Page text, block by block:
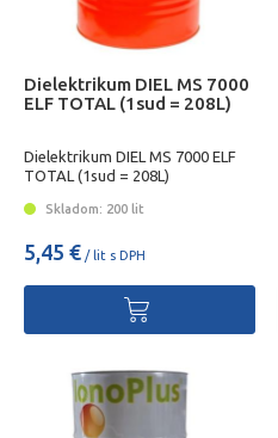
Dielektrikum DIEL MS 7000
ELF TOTAL (1sud = 208L)
Dielektrikum DIEL MS 7000 ELF
TOTAL (1sud = 208L)
Skladom: 200 lit
5,45 € / lit s DPH